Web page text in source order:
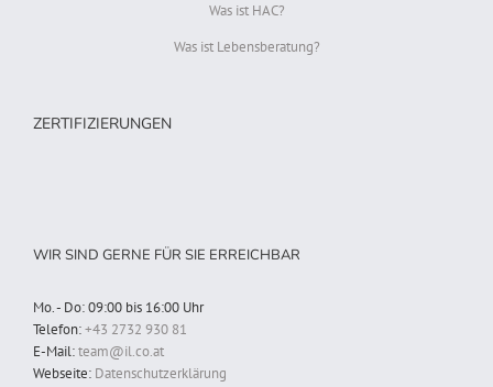
Was ist HAC?
Was ist Lebensberatung?
ZERTIFIZIERUNGEN
WIR SIND GERNE FÜR SIE ERREICHBAR
Mo. - Do: 09:00 bis 16:00 Uhr
Telefon:+43 2732 930 81
E-Mail:team@il.co.at
Webseite: Datenschutzerklärung